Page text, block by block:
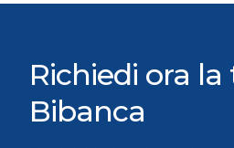
Richiedi ora
Bibanca